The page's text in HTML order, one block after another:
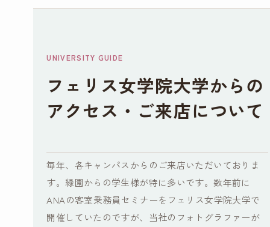
UNIVERSITY GUIDE
フェリス女学院大学からの
アクセス・ご来店について
毎年、各キャンパスからのご来店いただいておりま
す。緑園からの学生様が特に多いです。数年前に
ANAの客室乗務員セミナーをフェリス女学院大学で
開催していたのですが、当社のフォトグラファーが